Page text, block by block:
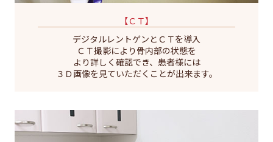
【ＣＴ】
デジタルレントゲンとＣＴを導入
ＣＴ撮影により骨内部の状態を
より詳しく確認でき、患者様には
３Ｄ画像を見ていただくことが出来ます。